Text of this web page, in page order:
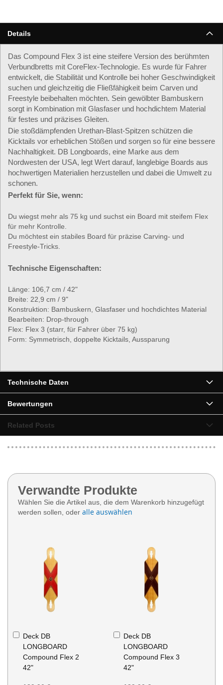
Details
Das Compound Flex 3 ist eine steifere Version des berühmten
Verbundbretts mit CoreFlex-Technologie. Es wurde für Fahrer
entwickelt, die Stabilität und Kontrolle bei hoher Geschwindigkeit
suchen und gleichzeitig die Fließfähigkeit beim Carven und
Freestyle beibehalten möchten. Sein gewölbter Bambuskern
sorgt in Kombination mit Glasfaser und hochdichtem Material
für festes und präzises Gleiten.
Die stoßdämpfenden Urethan-Blast-Spitzen schützen die
Kicktails vor erheblichen Stößen und sorgen so für eine bessere
Nachhaltigkeit. DB Longboards, eine Marke aus dem
Nordwesten der USA, legt Wert darauf, langlebige Boards aus
hochwertigen Materialien herzustellen und dabei die Umwelt zu
schonen.
Perfekt für Sie, wenn:
Du wiegst mehr als 75 kg und suchst ein Board mit steifem Flex
für mehr Kontrolle.
Du möchtest ein stabiles Board für präzise Carving- und
Freestyle-Tricks.
Technische Eigenschaften:
Länge: 106,7 cm / 42"
Breite: 22,9 cm / 9"
Konstruktion: Bambuskern, Glasfaser und hochdichtes Material
Bearbeiten: Drop-through
Flex: Flex 3 (starr, für Fahrer über 75 kg)
Form: Symmetrisch, doppelte Kicktails, Aussparung
Technische Daten
Bewertungen
Related Posts
Verwandte Produkte
Wählen Sie die Artikel aus, die dem Warenkorb hinzugefügt
werden sollen, oder alle auswählen
Deck DB
LONGBOARD
Compound Flex 2
42"
In
den
Warenkorb
Deck DB
LONGBOARD
Compound Flex 3
42"
In
den
Warenkorb